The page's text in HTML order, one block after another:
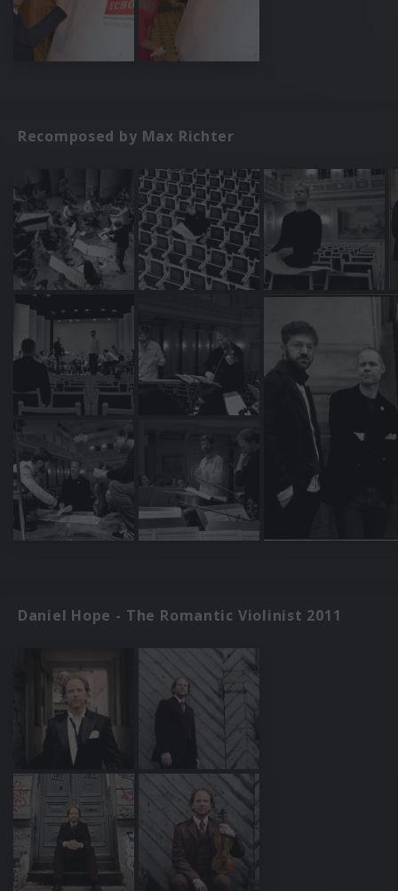
Recomposed by Max Richter
Daniel Hope - The Romantic Violinist 2011